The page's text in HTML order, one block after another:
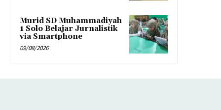
Murid SD Muhammadiyah
1 Solo Belajar Jurnalistik
via Smartphone
09/08/2026